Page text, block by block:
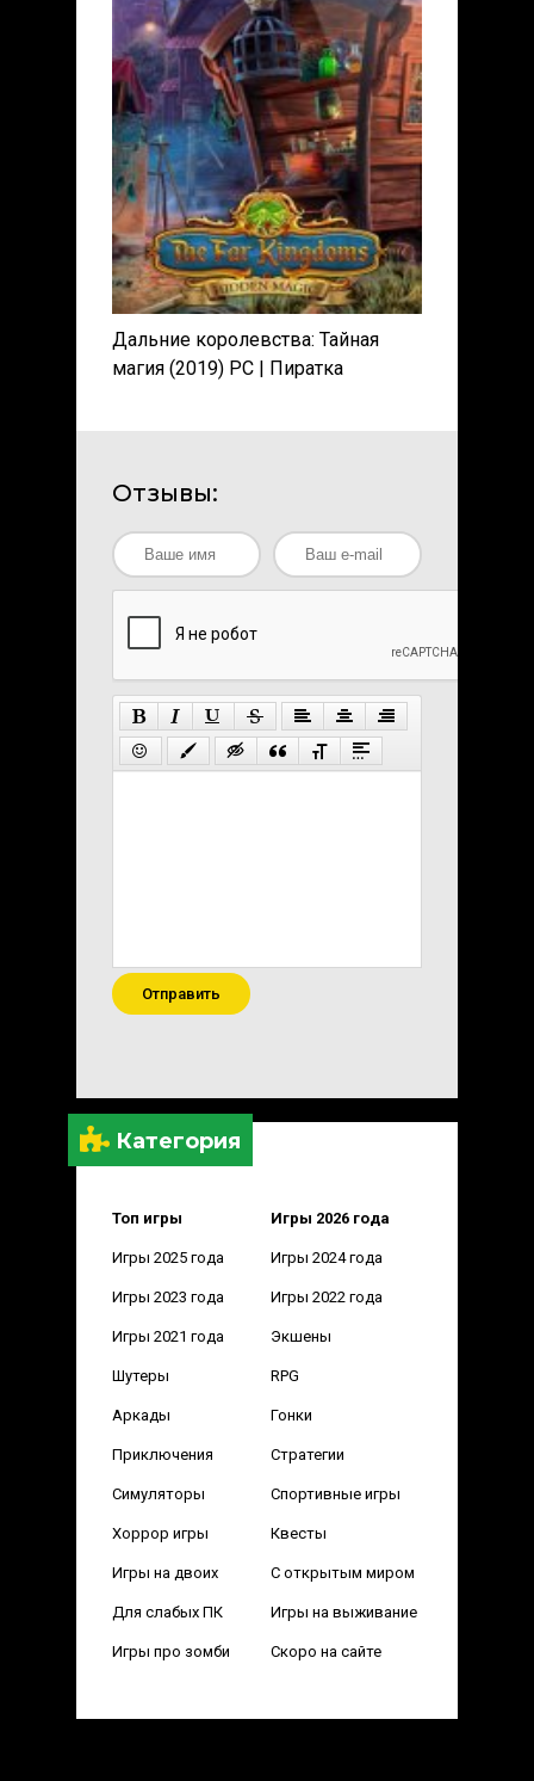
Категория
Топ игры Игры 2026 года
Игры 2025 года Игры 2024 года
Игры 2023 года Игры 2022 года
Игры 2021 года Экшены
Шутеры RPG
Аркады Гонки
Приключения Стратегии
Симуляторы Спортивные игры
Хоррор игры Квесты
Игры на двоих С открытым миром
Для слабых ПК Игры на выживание
Игры про зомби Скоро на сайте
Дальние королевства: Тайная
магия (2019) PC | Пиратка
Отзывы:
Отправить